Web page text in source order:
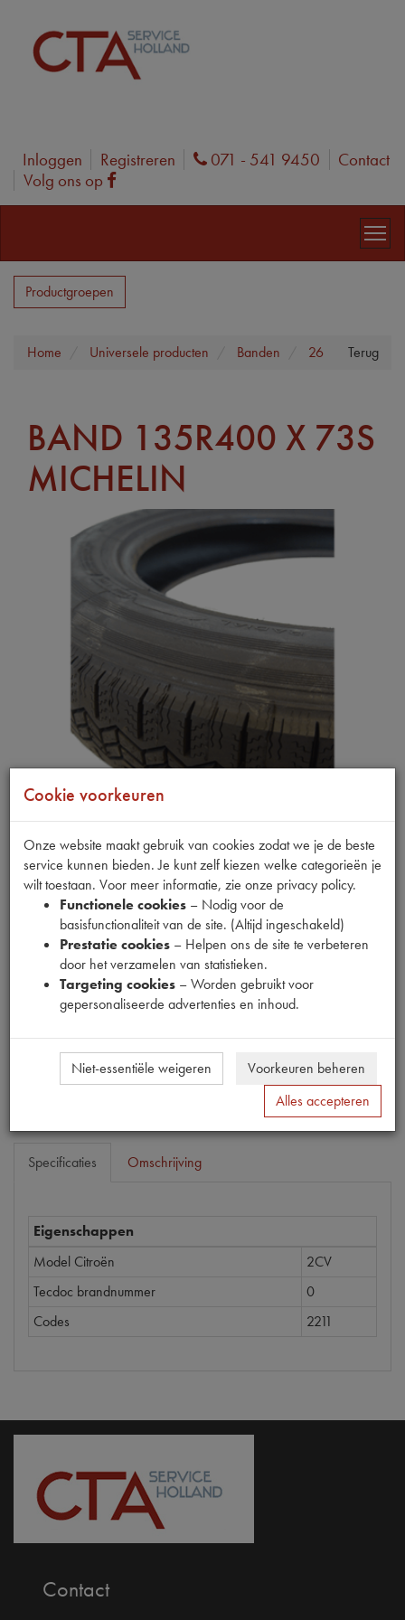
Inloggen Registreren Phone
071 - 541 9450
Contact
Volg ons op
Facebook
Productgroepen
Terug
Home Universele producten Banden 26
BAND 135R400 X 73S
MICHELIN
Fabrikant
26
Productnummer
1938035
226,44 (€ 187,14 excl. btw)
Mail ons
Specificaties Omschrijving
Eigenschappen
Model Citroën
2CV
Tecdoc brandnummer
0
Codes
2211
Contact
Cookie voorkeuren
Onze website maakt gebruik van cookies zodat we je de beste
service kunnen bieden. Je kunt zelf kiezen welke categorieën je
wilt toestaan. Voor meer informatie, zie onze privacy policy.
Functionele cookies – Nodig voor de
basisfunctionaliteit van de site. (Altijd ingeschakeld)
Prestatie cookies – Helpen ons de site te verbeteren
door het verzamelen van statistieken.
Targeting cookies – Worden gebruikt voor
gepersonaliseerde advertenties en inhoud.
Niet-essentiële weigeren
Voorkeuren beheren
Alles accepteren